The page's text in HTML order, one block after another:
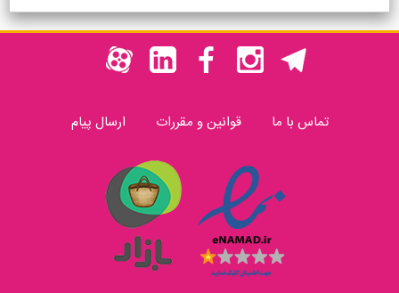
تماس با ما قوانین و مقررات ارسال پیام